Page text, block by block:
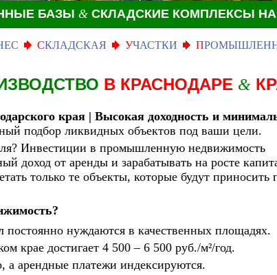
БАЗЫ & СКЛАДСКИЕ КОМПЛЕКСЫ
СКЛАДСКАЯ УЧАСТКИ П
В КРАСНОДАРЕ &
края | Высокая доходность и
подбор ликвидных объектов под ваши цели.
Инвестиции в промышленную недвижимость
доход от аренды и зарабатывать на росте
только те объекты, которые будут приносить
нуждаются в качественных площадях.
крае достигает 4 500 – 6 500 руб./м²/год.
а арендные платежи индексируются.